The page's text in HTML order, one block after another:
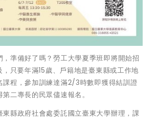
準備好了嗎？勞工大學夏季班即將開始招
只要年滿15歲、戶籍地是臺東縣或工作地
課程，參加訓練達滿2/3時數即獲得結訓證
二專長的民眾儘速報名。
縣政府社會處委託國立臺東大學辦理，課